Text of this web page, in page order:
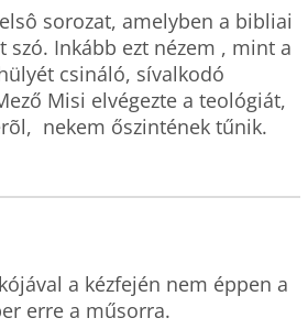
sorozat, amelyben a bibliai
szó. Inkább ezt nézem , mint a
csináló, sívalkodó
Misi elvégezte a teológiát,
nekem őszintének tűnik.
a kézfején nem éppen a
erre a műsorra.